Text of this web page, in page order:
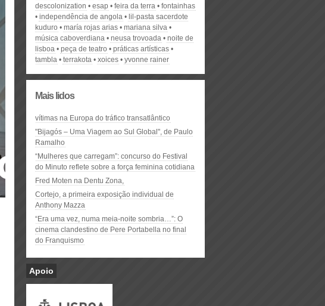
descolonization
esap feira da terra
fontainhas
independência de angola
lil-pasta sacerdote
kuduro
maría rojas arias
mariana silva
música caboverdiana
neusa trovoada
noite de
lisboa
peça de teatro
práticas artísticas
tambla
terrakota xoices yvonne rainer
Mais lidos
vítimas na Europa do tráfico transatlântico
"Bijagós – Uma Viagem ao Sul Global", de Paulo
Ramalho
“Mulheres que carregam”: concurso do Festival
do Minuto reflete sobre a força feminina cotidiana
Fred Moten na Dentu Zona,
Cortejo, a primeira exposição individual de
Anthony Mazza
“Era uma vez, numa meia-noite sombria…”: O
cinema clandestino de Pere Portabella no final
do Franquismo
Apoio